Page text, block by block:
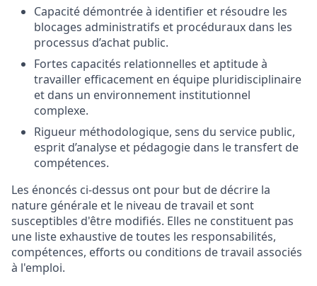
Capacité démontrée à identifier et résoudre les
blocages administratifs et procéduraux dans les
processus d’achat public.
Fortes capacités relationnelles et aptitude à
travailler efficacement en équipe pluridisciplinaire
et dans un environnement institutionnel
complexe.
Rigueur méthodologique, sens du service public,
esprit d’analyse et pédagogie dans le transfert de
compétences.
Les énoncés ci-dessus ont pour but de décrire la
nature générale et le niveau de travail et sont
susceptibles d'être modifiés. Elles ne constituent pas
une liste exhaustive de toutes les responsabilités,
compétences, efforts ou conditions de travail associés
à l'emploi.